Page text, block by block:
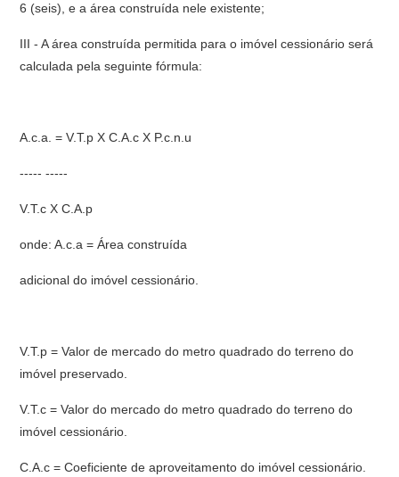
6 (seis), e a área construída nele existente;
III - A área construída permitida para o imóvel cessionário será
calculada pela seguinte fórmula:
A.c.a. = V.T.p X C.A.c X P.c.n.u
----- -----
V.T.c X C.A.p
onde: A.c.a = Área construída
adicional do imóvel cessionário.
V.T.p = Valor de mercado do metro quadrado do terreno do
imóvel preservado.
V.T.c = Valor do mercado do metro quadrado do terreno do
imóvel cessionário.
C.A.c = Coeficiente de aproveitamento do imóvel cessionário.